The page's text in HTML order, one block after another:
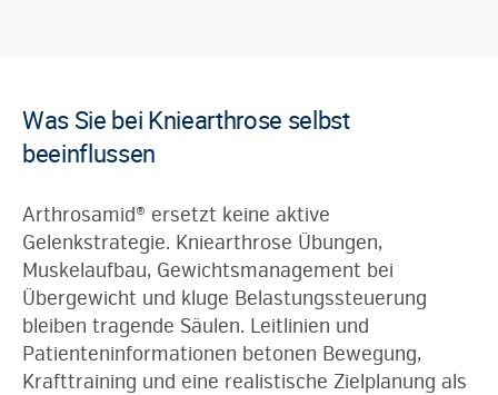
Was Sie bei Kniearthrose selbst
beeinflussen
Arthrosamid® ersetzt keine aktive
Gelenkstrategie. Kniearthrose Übungen,
Muskelaufbau, Gewichtsmanagement bei
Übergewicht und kluge Belastungssteuerung
bleiben tragende Säulen. Leitlinien und
Patienteninformationen betonen Bewegung,
Krafttraining und eine realistische Zielplanung als